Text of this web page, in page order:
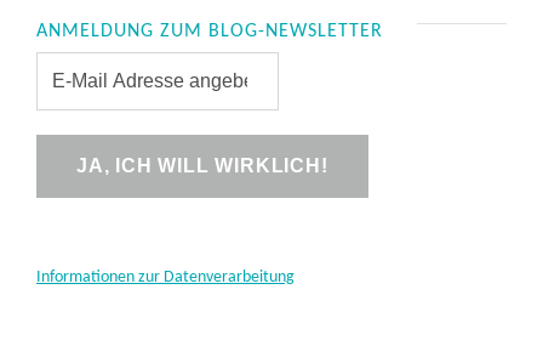
ANMELDUNG ZUM BLOG-NEWSLETTER
Informationen zur Datenverarbeitung